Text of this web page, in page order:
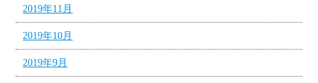
2019年11月
2019年10月
2019年9月